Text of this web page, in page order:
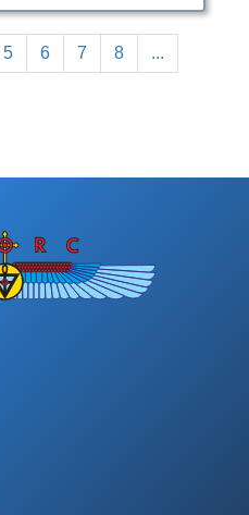
5 6 7 8 ...